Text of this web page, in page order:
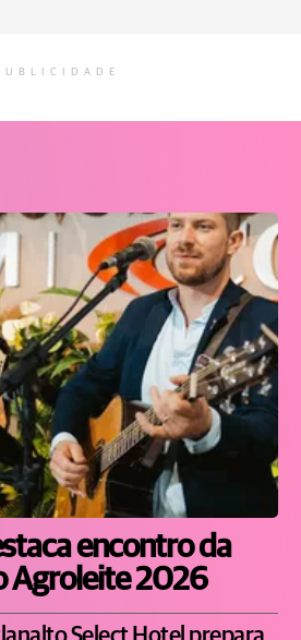
encontro da
Agroleite 2026